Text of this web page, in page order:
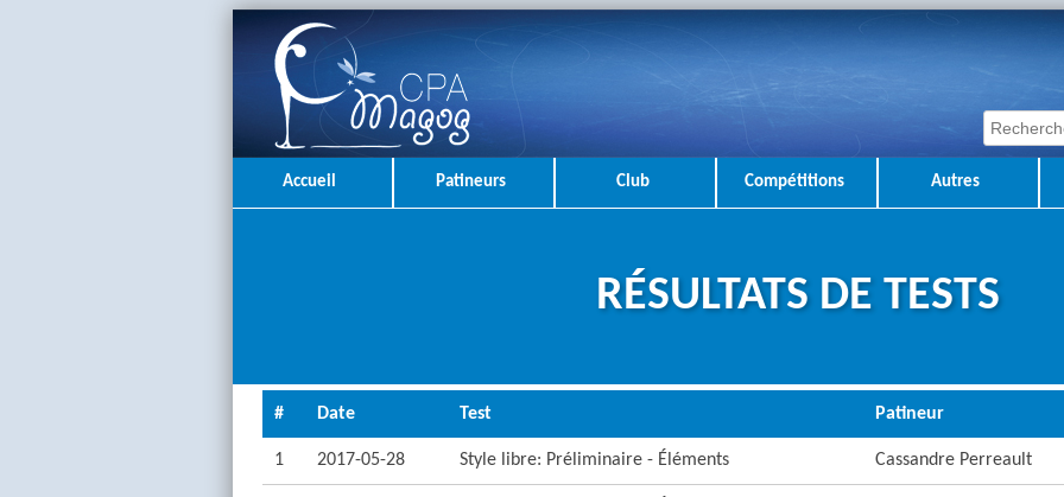
Accueil Patineurs Club Compétitions Autres
RÉSULTATS DE TESTS
# Date Test Patineur
1 2017-05-28 Style libre: Préliminaire - Éléments Cassandre Perreault